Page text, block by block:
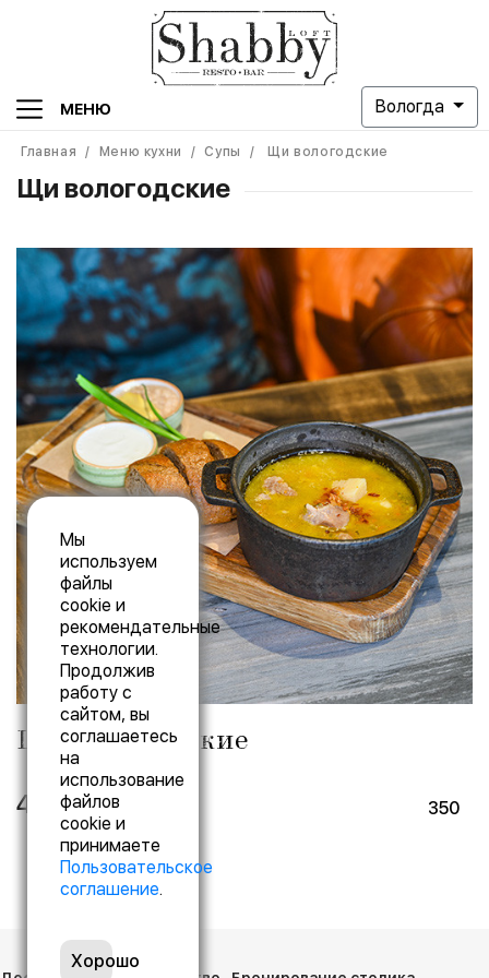
Вологда
МЕНЮ
Главная / Меню кухни / Супы / Щи вологодские
Щи вологодские
Щи вологодские
450 р. 350
Мы
используем
файлы
cookie и
рекомендательные
технологии.
Продолжив
работу с
сайтом, вы
соглашаетесь
на
использование
файлов
cookie и
принимаете
Пользовательское
соглашение.
Хорошо